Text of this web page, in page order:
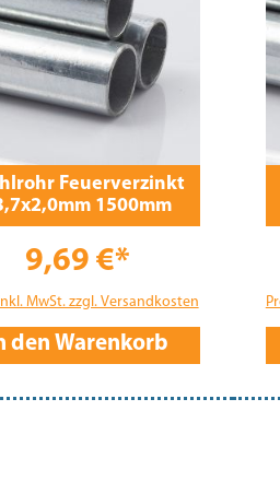
Feuerverzinkt
1500mm
9,69 €*
MwSt. zzgl. Versandkosten
den Warenkorb